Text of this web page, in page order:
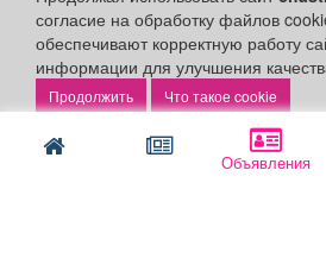
Объявления
согласие на обработку файлов
обеспечивают корректную работу
информации для улучшения
Что такое cookie
Публикации с пометкой «Реклама», «На
«Партнёрский проект» оплачены
Редакция сайта не несет
объявлениях.
+16 © 2006-2026 ООО "Частник-М"